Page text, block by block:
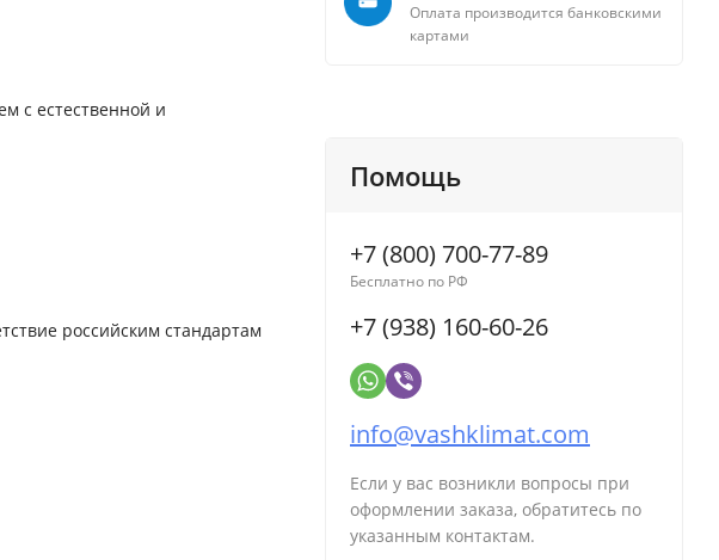
с естественной и
российским стандартам
Оплата производится банковскими
картами
Помощь
+7 (800) 700-77-89
Бесплатно по РФ
+7 (938) 160-60-26
info@vashklimat.com
Если у вас возникли вопросы при
оформлении заказа, обратитесь по
указанным контактам.